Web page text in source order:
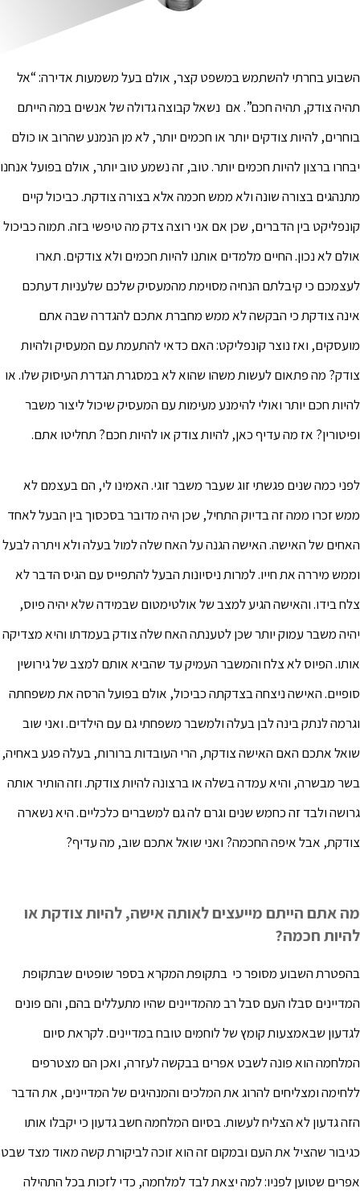
הוסף קו תחתון לקישורים
לאפס
כל
האפשרויות
cached
השבוע בחרתי להשתמש במשפט קצר, אולם בעל משמעות אדירה: “אל
תהיה צודק, תהיה חכם”. אם נשאל קבוצה גדולה של אנשים במה הייתם
בוחרים, להיות צודקים יותר או חכמים יותר, לא מן הנמנע שהרוב או כולם
יבחרו ברצון להיות חכמים יותר. טוב, זה נשמע טוב יותר, אולם בפועל אנחנו
מתנהגים בצורה שונה ולא ממש חכמה אלא בצורה צודקת. כביכול קיים
קונפליקט בין הדברים, שכן אם אני רוצה צדק מה טיפשי בזה. תמוה כביכול
אולם לא נכון. החיים מלמדים אותנו להיות חכמים ולא צודקים. תארו
לעצמכם כי קיבלתם הנחיה מסוימת מהמעסיק שלכם שלעניות דעתכם
אינה צודקת כי הבקשה לא ממש מחברת אתכם להגדרה שבה אתם
מועסקים, ואז נוצר קונפליקט: האם כדאי להתעמת עם המעסיק ולהיות
צודק? מה פתאום לעשות משהו שהוא לא במסגרת הגדרת העיסוק שלו. או
להיות חכם יותר ואולי להימנע מעימות עם המעסיק שיכול ליצור משבר
ופיטורין? אז מה עדיף כאן, להיות צודק או להיות חכם? תחליטו אתם.
לפני כמה שנים פגשתי זוג שעבר משבר זוגי. האמינו לי, הם בעצמם לא
ממש זכרו ממה זה בדיוק התחיל, שכן היה מדובר בסכסוך בין הבעל לאחד
האחים של האישה. האישה הגנה על האח שלה למול בעלה ולא ויתרה לבעל
וממש מיררה את חייו. למרות ניסיונות הבעל להתפייס עם הגיס הדבר לא
צלח בידו. והאישה הגיע למצב של אולטימטום שבמידה שלא יהיה פיוס,
יהיה משבר עמוק יותר שכן לטענתה האח שלה צודק בעמדתו והיא מצדיקה
אותו. הפיוס לא צלח והמשבר העמיק עד שהביא אותם למצב של גירושין
סופיים. האישה ניצחה בצדקתה כביכול, אולם בפועל הרסה את משפחתה
וגרמה לנתק בינה לבן בעלה ולמשבר משפחתי גם עם הילדים. ואני שוב
שואל אתכם האם האישה צודקת, הרי העובדות ברורות, בעלה פגע באחיה,
בשר מבשרה, והיא עמדה בשלה או ברצונה להיות צודקת. וזה הותיר אותה
גרושה ולבד זה כחמש שנים וגרם לה גם למשברים כלכליים. היא נשארה
צודקת, אבל איפה החכמה? ואני שואל אתכם שוב, מה עדיף?
מה אתם הייתם מייעצים לאותה אישה, להיות צודקת או
להיות חכמה?
בהפטרת השבוע מסופר כי בתקופת המקרא בספר שופטים שבתקופת
המדיינים סבלו העם סבל רב מהמדיינים שהיו מתעללים בהם, והם פונים
לגדעון שבאמצעות קומץ של לוחמים טובח במדיינים. לקראת סיום
המלחמה הוא פונה לשבט אפרים בבקשה לעזרה, ואכן הם מצטרפים
ללחימה ומצליחים להרוג את המלכים והמנהיגים של המדיינים, את הדבר
הזה גדעון לא הצליח לעשות. בסיום המלחמה חשב גדעון כי יקבלו אותו
כגיבור שהציל את העם ובמקום זה הוא זוכה לביקורת קשה מאוד מצד שבט
אפרים שטוען לפניו: למה יצאת לבד למלחמה, כדי לזכות בכל התהילה